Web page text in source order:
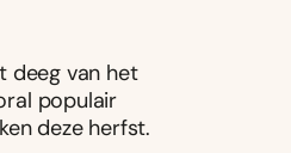
deeg van het
populair
deze herfst.